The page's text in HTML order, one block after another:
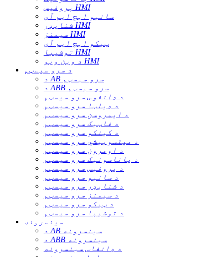
پروفیس HMI
سانیو ایچ ایم آی
شنایډر HMI
سیمنز HMI
ټیکو ایچ ایم آی
توشیبا HMI
د وین ویو HMI
د سرو سیسټم
د AB سرو سیسټم
د ABB سرو سیسټم
د ډانفوس سرو سیسټم
د ډیلټا سرو سیسټم
د ایمروسن سرو سیسټم
د فاټیک سرو سیسټم
د کینکو سرو سیسټم
د میتسوبیشي سرو سیسټم
د اومرون سرو سیسټم
د پاناسونیک سرو سیسټم
د پروفیس سرو سیسټم
د سانیو سرو سیسټم
د شنایډر سرو سیسټم
د سیمنز سرو سیسټم
د ټیکو سرو سیسټم
د توشیبا سرو سیسټم
سینسرونه
د AB سینسرونه
د ABB سینسرونه
د ډانفاس سینسرونه